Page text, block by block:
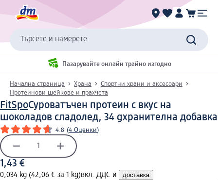
Търсете и намерете
Пазарувайте онлайн трайно изгодно
Начална страница Храна
Спортни храни и аксесоари
Протеинови шейкове и прахчета
FitSpoСуроватъчен протеин с вкус на
шоколадов сладолед, 34 gхранителна добавка
4.8 (4 Оценки)
1,43 €
0,034 kg (42,06 € за 1 kg)вкл. ДДС и доставка